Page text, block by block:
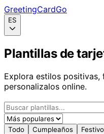
GreetingCardGo
ES
Plantillas de
Explora estilos positivas,
personalizalos online.
Todo Cumpleaños Festivo